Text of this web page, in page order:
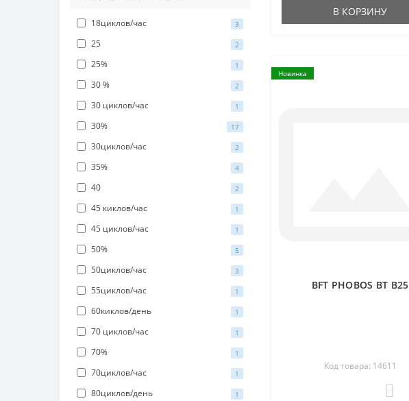
18циклов/час 3
25 2
25% 1
30 % 2
30 циклов/час 1
30% 17
30циклов/час 2
35% 4
40 2
45 киклов/час 1
45 циклов/час 1
50% 5
50циклов/час 3
55циклов/час 1
60киклов/день 1
70 циклов/час 1
70% 1
70циклов/час 1
80циклов/день 1
В КОРЗИНУ
Новинка
BFT PHOBOS BT B25
Код товара: 14611